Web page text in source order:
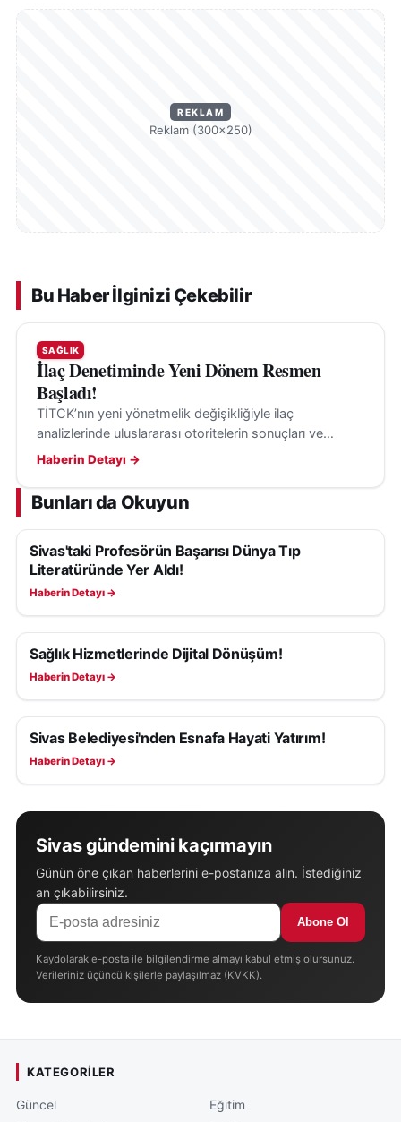
REKLAM
Reklam (300×250)
Bu Haber İlginizi Çekebilir
SAĞLIK
İlaç Denetiminde Yeni Dönem Resmen
Başladı!
TİTCK’nın yeni yönetmelik değişikliğiyle ilaç
analizlerinde uluslararası otoritelerin sonuçları ve
kılavuzları, belirli şartlarla değerlendirmeye alınabilecek.
Haberin Detayı →
Bunları da Okuyun
SAĞLIK
Sivas'taki Profesörün Başarısı Dünya Tıp
Literatüründe Yer Aldı!
Haberin Detayı →
SAĞLIK
Sağlık Hizmetlerinde Dijital Dönüşüm!
Haberin Detayı →
SAĞLIK
Sivas Belediyesi'nden Esnafa Hayati Yatırım!
Haberin Detayı →
Sivas gündemini kaçırmayın
Günün öne çıkan haberlerini e-postanıza alın. İstediğiniz
an çıkabilirsiniz.
Abone Ol
Kaydolarak e-posta ile bilgilendirme almayı kabul etmiş olursunuz.
Verileriniz üçüncü kişilerle paylaşılmaz (KVKK).
KATEGORILER
Güncel
Eğitim